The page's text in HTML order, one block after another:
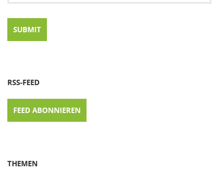
RSS-FEED
FEED ABONNIEREN
THEMEN